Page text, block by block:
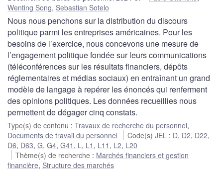
Wenting Song, Sebastian Sotelo
Nous nous penchons sur la distribution du discours
politique parmi les entreprises américaines. Pour les
besoins de l’exercice, nous concevons une mesure de
l’engagement politique fondée sur leurs communications
(téléconférences sur les résultats financiers, dépôts
réglementaires et médias sociaux) en entraînant un grand
modèle de langage à repérer les énoncés qui renferment
des opinions politiques. Les données recueillies nous
permettent de dégager cinq constats.
Type(s) de contenu : Travaux de recherche du personnel,
Documents de travail du personnel
Code(s) JEL : D, D2, D22,
D6, D63, G, G4, G41 , L , L1 , L11 , L2, L20
Thème(s) de recherche : Marchés financiers et gestion
financière, Structure des marchés